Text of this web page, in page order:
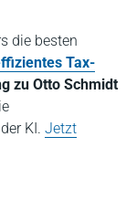
die besten
Tax-
zu Otto Schmidt
KI. Jetzt